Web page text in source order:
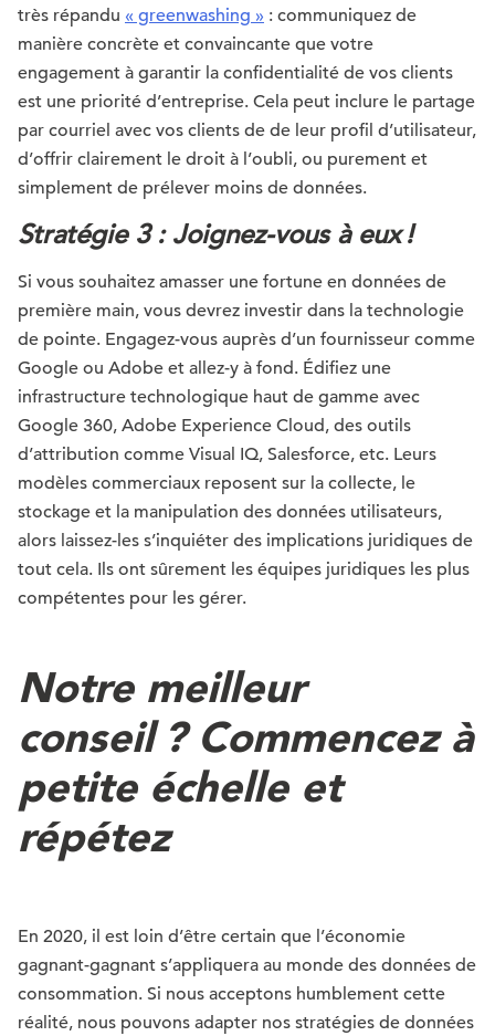
très répandu « greenwashing » : communiquez de
manière concrète et convaincante que votre
engagement à garantir la confidentialité de vos clients
est une priorité d’entreprise. Cela peut inclure le partage
par courriel avec vos clients de de leur profil d’utilisateur,
d’offrir clairement le droit à l’oubli, ou purement et
simplement de prélever moins de données.
Stratégie 3 : Joignez-vous à eux !
Si vous souhaitez amasser une fortune en données de
première main, vous devrez investir dans la technologie
de pointe. Engagez-vous auprès d’un fournisseur comme
Google ou Adobe et allez-y à fond. Édifiez une
infrastructure technologique haut de gamme avec
Google 360, Adobe Experience Cloud, des outils
d’attribution comme Visual IQ, Salesforce, etc. Leurs
modèles commerciaux reposent sur la collecte, le
stockage et la manipulation des données utilisateurs,
alors laissez-les s’inquiéter des implications juridiques de
tout cela. Ils ont sûrement les équipes juridiques les plus
compétentes pour les gérer.
Notre meilleur
conseil ? Commencez à
petite échelle et
répétez
En 2020, il est loin d’être certain que l’économie
gagnant-gagnant s’appliquera au monde des données de
consommation. Si nous acceptons humblement cette
réalité, nous pouvons adapter nos stratégies de données